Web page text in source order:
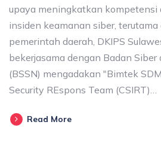
upaya meningkatkan kompetensi
insiden keamanan siber,
pemerintah daerah, DKIPS
bekerjasama dengan Badan Siber
(BSSN) mengadakan "Bimtek
Security REspons Team (CSIRT)…
Read More